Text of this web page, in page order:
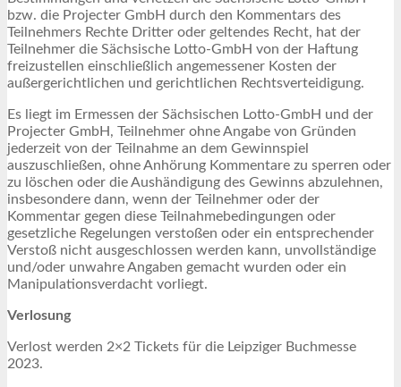
bzw. die Projecter GmbH durch den Kommentars des
Teilnehmers Rechte Dritter oder geltendes Recht, hat der
Teilnehmer die Sächsische Lotto-GmbH von der Haftung
freizustellen einschließlich angemessener Kosten der
außergerichtlichen und gerichtlichen Rechtsverteidigung.
Es liegt im Ermessen der Sächsischen Lotto-GmbH und der
Projecter GmbH, Teilnehmer ohne Angabe von Gründen
jederzeit von der Teilnahme an dem Gewinnspiel
auszuschließen, ohne Anhörung Kommentare zu sperren oder
zu löschen oder die Aushändigung des Gewinns abzulehnen,
insbesondere dann, wenn der Teilnehmer oder der
Kommentar gegen diese Teilnahmebedingungen oder
gesetzliche Regelungen verstoßen oder ein entsprechender
Verstoß nicht ausgeschlossen werden kann, unvollständige
und/oder unwahre Angaben gemacht wurden oder ein
Manipulationsverdacht vorliegt.
Verlosung
Verlost werden 2×2 Tickets für die Leipziger Buchmesse
2023.